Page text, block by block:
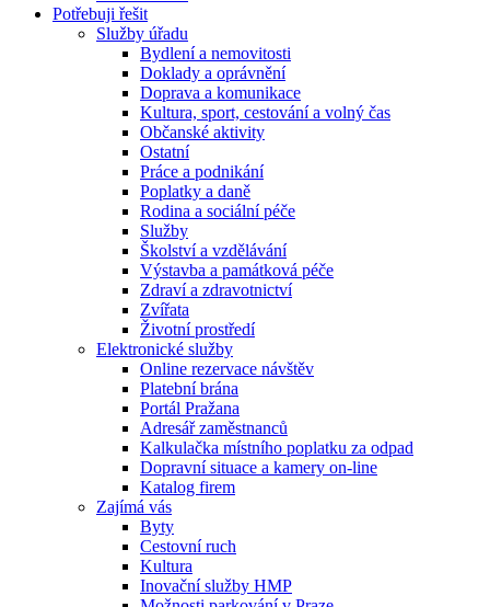
Potřebuji řešit
Služby úřadu
Bydlení a nemovitosti
Doklady a oprávnění
Doprava a komunikace
Kultura, sport, cestování a volný čas
Občanské aktivity
Ostatní
Práce a podnikání
Poplatky a daně
Rodina a sociální péče
Služby
Školství a vzdělávání
Výstavba a památková péče
Zdraví a zdravotnictví
Zvířata
Životní prostředí
Elektronické služby
Online rezervace návštěv
Platební brána
Portál Pražana
Adresář zaměstnanců
Kalkulačka místního poplatku za odpad
Dopravní situace a kamery on-line
Katalog firem
Zajímá vás
Byty
Cestovní ruch
Kultura
Inovační služby HMP